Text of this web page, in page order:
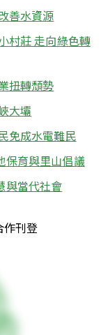
善水資源
村莊 走向綠色轉
扭轉頹勢
大壩
免成水電難民
保育與里山倡議
與當代社會
作刊登